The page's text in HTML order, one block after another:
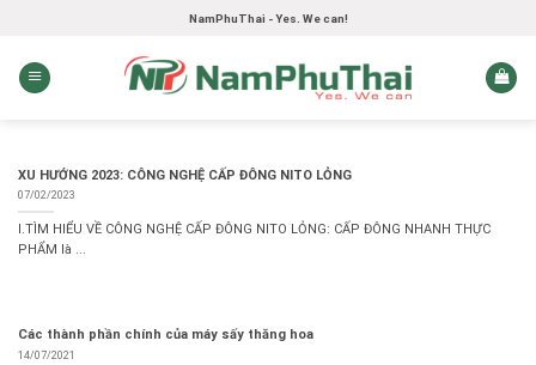
content
NamPhuThai - Yes. We can!
XU HƯỚNG 2023: CÔNG NGHỆ CẤP ĐÔNG NITO LỎNG
07/02/2023
I.TÌM HIỂU VỀ CÔNG NGHỆ CẤP ĐÔNG NITO LỎNG: CẤP ĐÔNG NHANH THỰC
PHẨM là ...
Các thành phần chính của máy sấy thăng hoa
14/07/2021